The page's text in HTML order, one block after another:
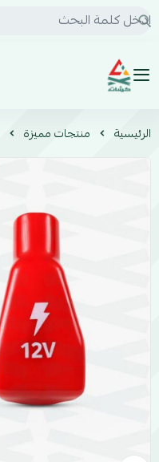
كشات | KSHAT للخدمات السيارات البرية
الرئيسية منتجات مميزة